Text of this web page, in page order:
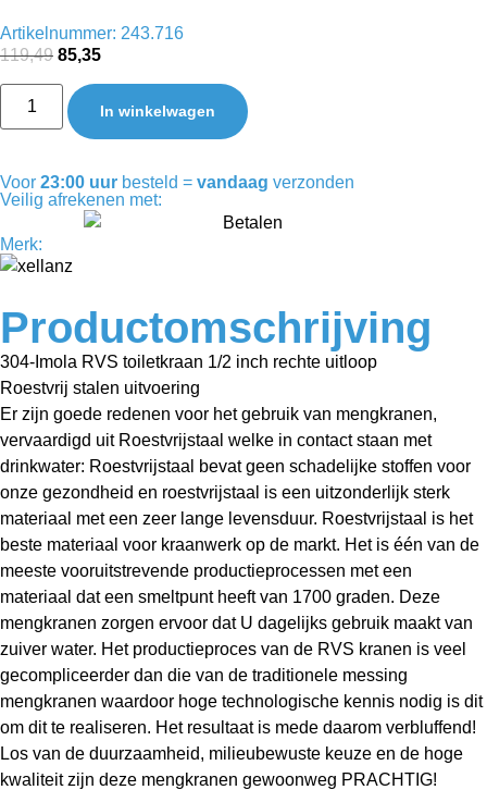
Artikelnummer: 243.716
119,49 85,35
In winkelwagen
Voor 23:00 uur besteld = vandaag verzonden
Veilig afrekenen met:
Merk:
Productomschrijving
304-Imola RVS toiletkraan 1/2 inch rechte uitloop
Roestvrij stalen uitvoering
Er zijn goede redenen voor het gebruik van mengkranen,
vervaardigd uit Roestvrijstaal welke in contact staan met
drinkwater: Roestvrijstaal bevat geen schadelijke stoffen voor
onze gezondheid en roestvrijstaal is een uitzonderlijk sterk
materiaal met een zeer lange levensduur. Roestvrijstaal is het
beste materiaal voor kraanwerk op de markt. Het is één van de
meeste vooruitstrevende productieprocessen met een
materiaal dat een smeltpunt heeft van 1700 graden. Deze
mengkranen zorgen ervoor dat U dagelijks gebruik maakt van
zuiver water. Het productieproces van de RVS kranen is veel
gecompliceerder dan die van de traditionele messing
mengkranen waardoor hoge technologische kennis nodig is dit
om dit te realiseren. Het resultaat is mede daarom verbluffend!
Los van de duurzaamheid, milieubewuste keuze en de hoge
kwaliteit zijn deze mengkranen gewoonweg PRACHTIG!